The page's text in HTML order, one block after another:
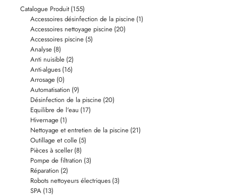
Catalogue Produit (155)
Accessoires désinfection de la piscine (1)
Accessoires nettoyage piscine (20)
Accessoires piscine (5)
Analyse (8)
Anti nuisible (2)
Anti-algues (16)
Arrosage (0)
Automatisation (9)
Désinfection de la piscine (20)
Equilibre de l'eau (17)
Hivernage (1)
Nettoyage et entretien de la piscine (21)
Outillage et colle (5)
Pièces à sceller (8)
Pompe de filtration (3)
Réparation (2)
Robots nettoyeurs électriques (3)
SPA (13)